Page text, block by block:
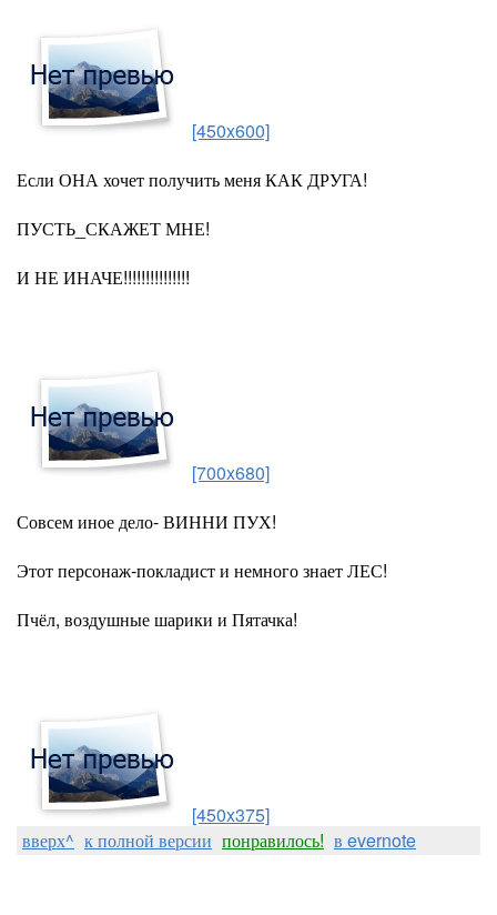
[450x600]
Если ОНА хочет получить меня КАК ДРУГА!
ПУСТЬ_СКАЖЕТ МНЕ!
И НЕ ИНАЧЕ!!!!!!!!!!!!!!!
[700x680]
Совсем иное дело- ВИННИ ПУХ!
Этот персонаж-покладист и немного знает ЛЕС!
Пчёл, воздушные шарики и Пятачка!
[450x375]
вверх^ к полной версии понравилось! в evernote